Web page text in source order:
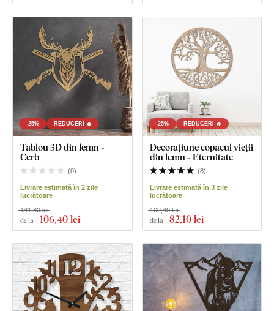
-25% REDUCERI 🔥
Tablou 3D din lemn -
Cerb
(0)
Livrare estimată în 2 zile
lucrătoare
de la 106,40 lei
141,80 lei
-25% REDUCERI 🔥
Decorațiune copacul vieții
din lemn - Eternitate
(8)
Livrare estimată în 3 zile
lucrătoare
de la 82,10 lei
109,40 lei